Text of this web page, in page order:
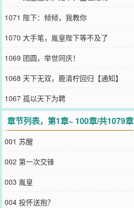
1071 陛下：倾倾，我教你
1070 大手笔，胤皇陛下等不及了
1069 团圆，举世同庆！
1068 天下无双，鹿清柠回归【通知】
1067 孤以天下为聘
章节列表，第1章~ 100章/共1079章
001 苏醒
002 第一次交锋
003 胤皇
004 投怀送抱？